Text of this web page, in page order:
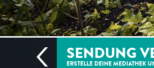
SENDUNG
ERSTELLE DEINE MEDIATHEK